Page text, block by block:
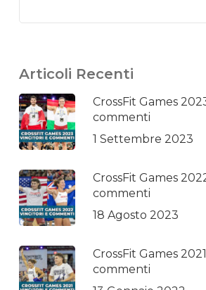
Articoli Recenti
CrossFit Games
commenti
1 Settembre 2023
CrossFit Games
commenti
18 Agosto 2023
CrossFit Games
commenti